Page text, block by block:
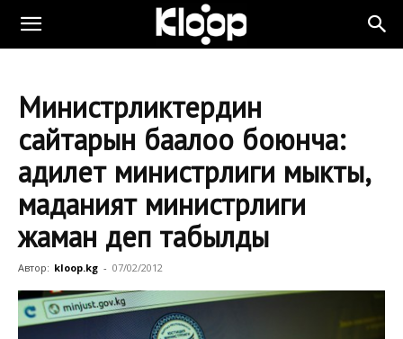
Министрликтердин
сайтарын баалоо боюнча:
адилет министрлиги мыкты,
маданият министрлиги
жаман деп табылды
Автор: kloop.kg - 07/02/2012